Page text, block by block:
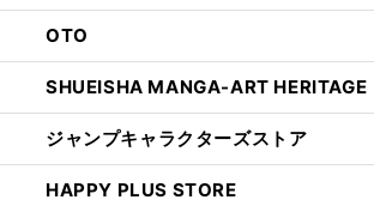
OTO
SHUEISHA MANGA-ART HERITAGE
ジャンプキャラクターズストア
HAPPY PLUS STORE